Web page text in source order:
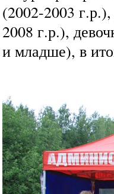
(2002-2003
2008 г.р.),
и младше), в